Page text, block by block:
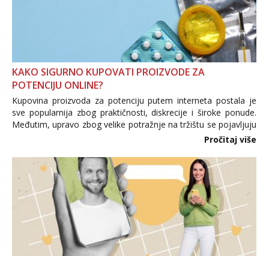
KAKO SIGURNO KUPOVATI PROIZVODE ZA
POTENCIJU ONLINE?
Kupovina proizvoda za potenciju putem interneta postala je
sve popularnija zbog praktičnosti, diskrecije i široke ponude.
Međutim, upravo zbog velike potražnje na tržištu se pojavljuju
i brojni krivotvoreni proizvodi, nepouzdane internetske
Pročitaj više